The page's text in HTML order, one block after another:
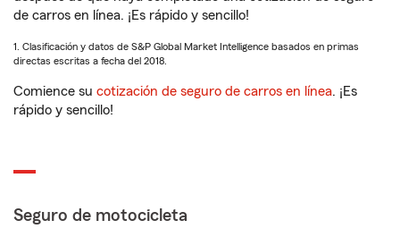
de carros en línea. ¡Es rápido y sencillo!
1. Clasificación y datos de S&P Global Market Intelligence basados en primas
directas escritas a fecha del 2018.
Comience su cotización de seguro de carros en línea. ¡Es
rápido y sencillo!
Seguro de motocicleta